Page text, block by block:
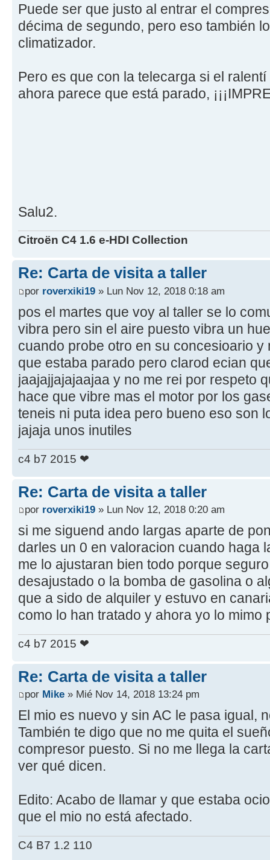
Puede ser que justo al entrar el
décima de segundo, pero eso también
climatizador.
Pero es que con la telecarga si el
ahora parece que está parado,
Salu2.
Citroën C4 1.6 e-HDI Collection
Re: Carta de visita a taller
por roverxiki19 » Lun Nov 12, 2018 0:18 am
pos el martes que voy al taller se lo
vibra pero sin el aire puesto vibra un
cuando probe otro en su concesioario
que estaba parado pero clarod ecian
jaajajjajajaajaa y no me rei por respeto
hace que vibre mas el motor por los
teneis ni puta idea pero bueno eso son
jajaja unos inutiles
c4 b7 2015 ❤
Re: Carta de visita a taller
por roverxiki19 » Lun Nov 12, 2018 0:20 am
si me siguend ando largas aparte de
darles un 0 en valoracion cuando haga
me lo ajustaran bien todo porque
desajustado o la bomba de gasolina o
que a sido de alquiler y estuvo en
como lo han tratado y ahora yo lo mimo
c4 b7 2015 ❤
Re: Carta de visita a taller
por Mike » Mié Nov 14, 2018 13:24 pm
El mio es nuevo y sin AC le pasa igual,
También te digo que no me quita el
compresor puesto. Si no me llega la
ver qué dicen.
Edito: Acabo de llamar y que estaba
que el mio no está afectado.
C4 B7 1.2 110